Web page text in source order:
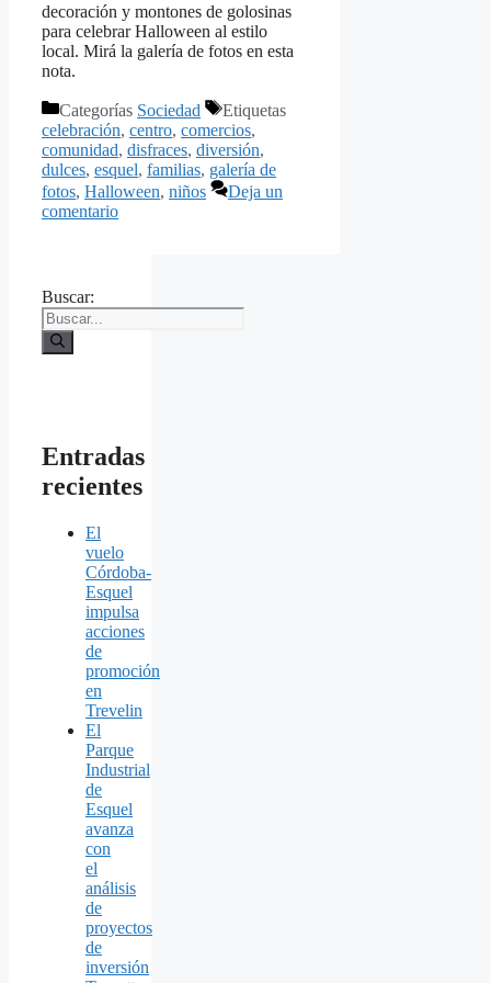
decoración y montones de golosinas
para celebrar Halloween al estilo
local. Mirá la galería de fotos en esta
nota.
Categorías Sociedad
Etiquetas
celebración, centro, comercios,
comunidad, disfraces, diversión,
dulces, esquel, familias, galería de
fotos, Halloween, niños
Deja un
comentario
Buscar:
Entradas
recientes
El
vuelo
Córdoba-
Esquel
impulsa
acciones
de
promoción
en
Trevelin
El
Parque
Industrial
de
Esquel
avanza
con
el
análisis
de
proyectos
de
inversión